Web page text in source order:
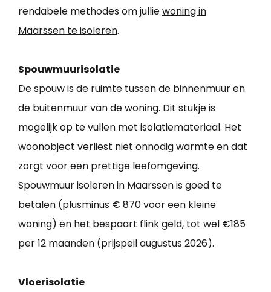
rendabele methodes om julliewoning in
Maarssen te isoleren.
Spouwmuurisolatie
De spouw is de ruimte tussen de binnenmuur en
de buitenmuur van de woning. Dit stukje is
mogelijk op te vullen met isolatiemateriaal. Het
woonobject verliest niet onnodig warmte en dat
zorgt voor een prettige leefomgeving.
Spouwmuur isoleren in Maarssen is goed te
betalen (plusminus € 870 voor een kleine
woning) en het bespaart flink geld, tot wel €185
per 12 maanden (prijspeil augustus 2026).
Vloerisolatie